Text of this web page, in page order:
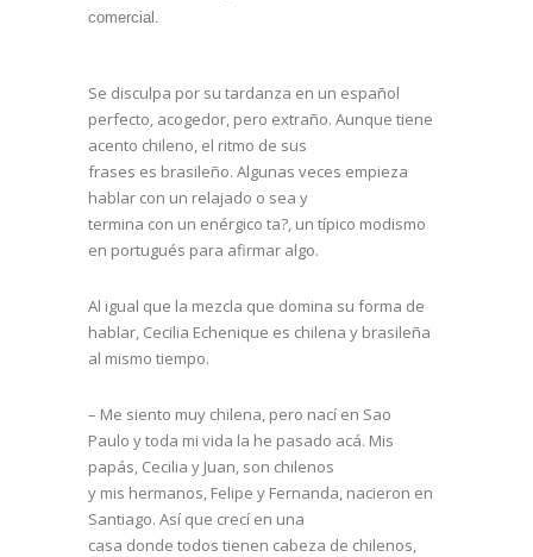
comercial.
Se disculpa por su tardanza en un español
perfecto, acogedor, pero extraño. Aunque tiene
acento chileno, el ritmo de sus
frases es brasileño. Algunas veces empieza
hablar con un relajado o sea y
termina con un enérgico ta?, un típico modismo
en portugués para afirmar algo.
Al igual que la mezcla que domina su forma de
hablar, Cecilia Echenique es chilena y brasileña
al mismo tiempo.
– Me siento muy chilena, pero nací en Sao
Paulo y toda mi vida la he pasado acá. Mis
papás, Cecilia y Juan, son chilenos
y mis hermanos, Felipe y Fernanda, nacieron en
Santiago. Así que crecí en una
casa donde todos tienen cabeza de chilenos,